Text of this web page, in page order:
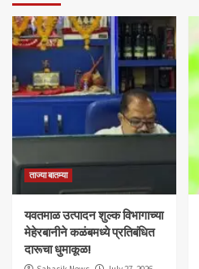
ताज्या बातम्या
यवतमाळ उत्पादन शुल्क विभागाच्या
मेहेरबानीने कळंबमध्ये प्रतिबंधित
दारूचा धुमाकूळ!